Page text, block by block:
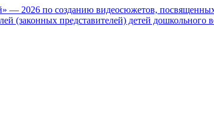
— 2026 по созданию видеосюжетов,
(законных представителей) детей